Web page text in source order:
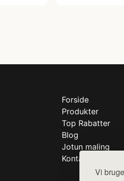
Vi
Forside
Produkter
Top Rabatter
Blog
Jotun maling
Kontakt